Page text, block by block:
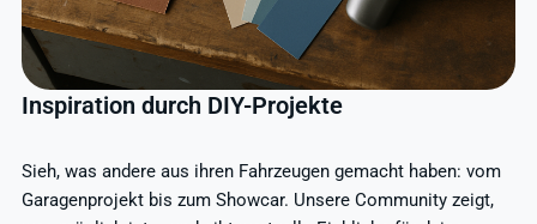
Inspiration durch DIY-Projekte
Sieh, was andere aus ihren Fahrzeugen gemacht haben: vom
Garagenprojekt bis zum Showcar. Unsere Community zeigt,